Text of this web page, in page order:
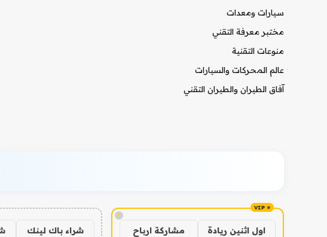
سيارات ومعدات
مختبر معرفة التقني
منوعات التقنية
عالم المحركات والسيارات
آفاق الطيران والطيران التقني
!
اول اثنين ريادة
مشاركة ارباح
شراء باك لينك